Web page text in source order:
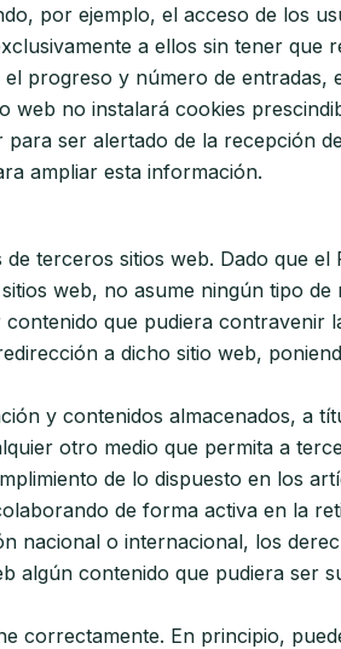
por ejemplo, el acceso de los
a ellos sin tener que
progreso y número de entradas,
web no instalará cookies
ser alertado de la recepción
ampliar esta información.
terceros sitios web. Dado que
web, no asume ningún tipo
que pudiera
a dicho sitio web,
y contenidos almacenados, a
otro medio que permita a
de lo dispuesto en los
de forma activa en la
nacional o internacional, los
algún contenido que pudiera ser
correctamente. En principio,